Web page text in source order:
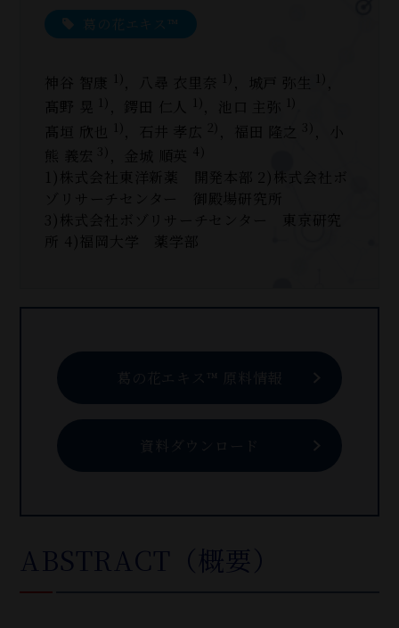
葛の花エキス™
神谷 智康 1) ，八尋 衣里奈 1) ，城戸 弥生 1)
髙野 晃 1) ，鍔田 仁人 1) ，池口 主弥 1)
髙垣 欣也 1) ，石井 孝広 ，福田 隆之
，小
熊 義宏
，金城 順英 4)
1)株式会社東洋新薬 開発本部 2)株式会社ボ
ゾリサーチセンター 御殿場研究所
3)株式会社ボゾリサーチセンター 東京研究
所 4)福岡大学 薬学部
葛 の花エキス™ 原料情報
資料ダウンロード
ABSTRACT（概要）